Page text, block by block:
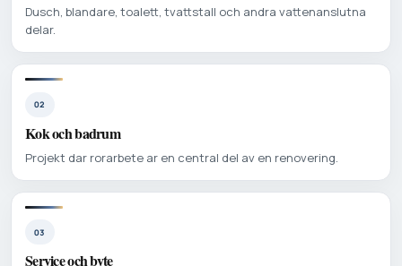
Dusch, blandare, toalett, tvattstall och andra vattenanslutna
delar.
02
Kok och badrum
Projekt dar rorarbete ar en central del av en renovering.
03
Service och byte